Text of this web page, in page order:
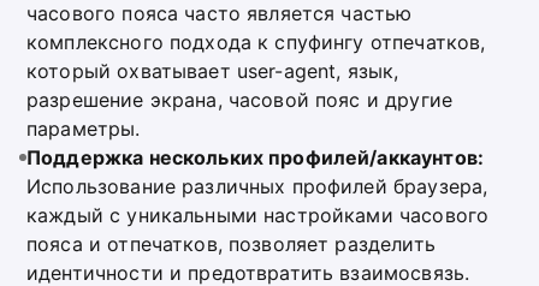
часового пояса часто является частью
комплексного подхода к спуфингу отпечатков,
который охватывает user-agent, язык,
разрешение экрана, часовой пояс и другие
параметры.
Поддержка нескольких профилей/аккаунтов:
Использование различных профилей браузера,
каждый с уникальными настройками часового
пояса и отпечатков, позволяет разделить
идентичности и предотвратить взаимосвязь.